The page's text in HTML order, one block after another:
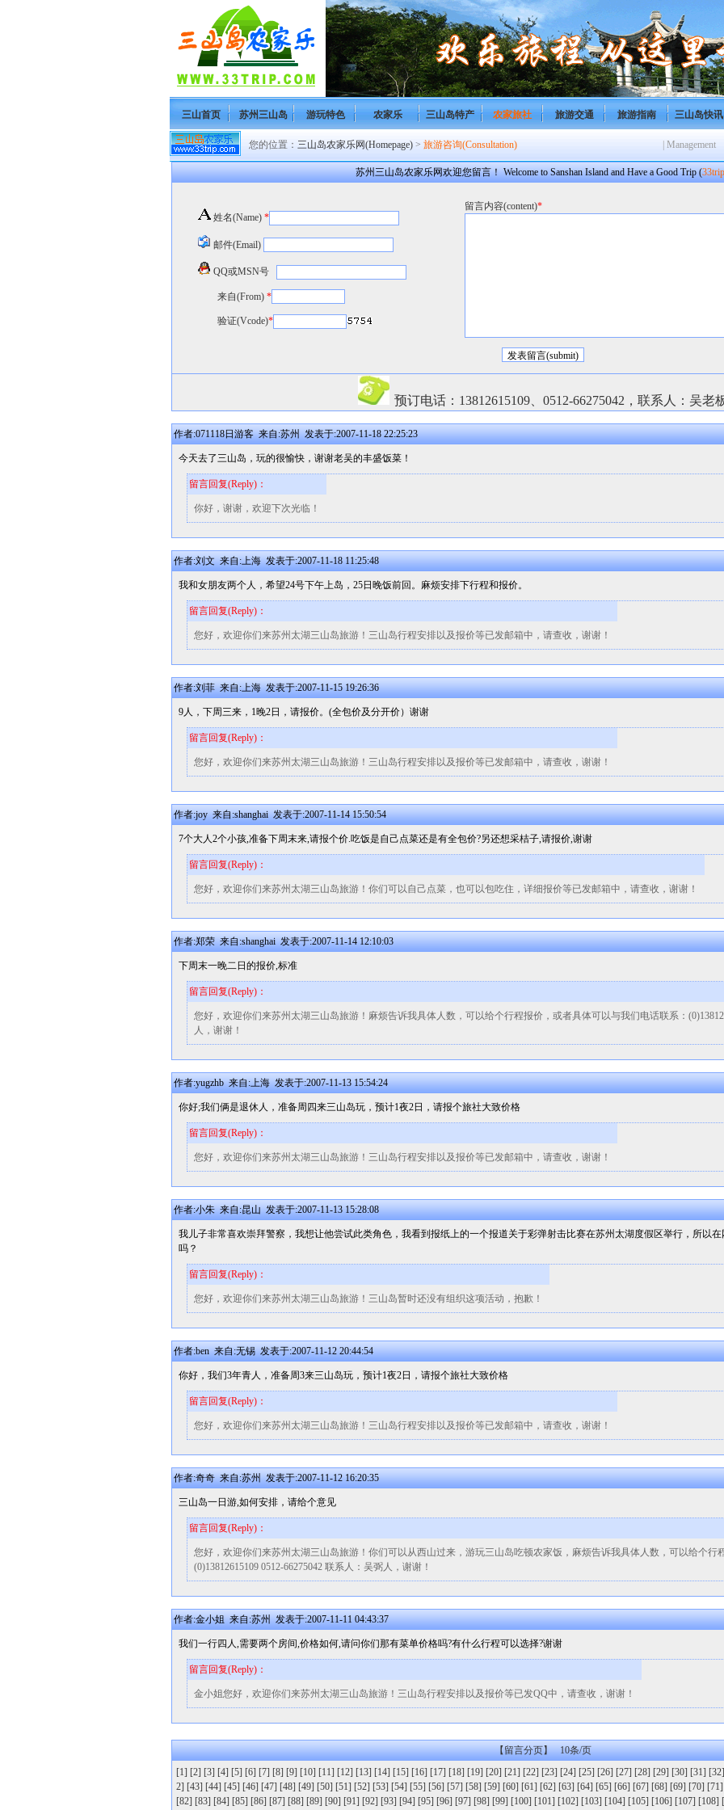
三山首页 苏州三山岛 游玩特色 农家乐 三山岛特产 农家旅社 旅游交通 旅游指南 三山岛快讯
您的位置： 三山岛农家乐网(Homepage) > 旅游咨询(Consultation) | Management
苏州三山岛农家乐网欢迎您留言！ Welcome to Sanshan Island and Have a Good Trip (33trip
姓名(Name) *
邮件(Email)
QQ或MSN号
来自(From) *
验证(Vcode)*
留言内容(content)*
预订电话：13812615109、0512-66275042，联系人：吴老
作者:071118日游客 来自:苏州 发表于:2007-11-18 22:25:23
今天去了三山岛，玩的很愉快，谢谢老吴的丰盛饭菜！
留言回复(Reply)：
你好，谢谢，欢迎下次光临！
作者:刘文 来自:上海 发表于:2007-11-18 11:25:48
我和女朋友两个人，希望24号下午上岛，25日晚饭前回。麻烦安排下行程和报价。
留言回复(Reply)：
您好，欢迎你们来苏州太湖三山岛旅游！三山岛行程安排以及报价等已发邮箱中，请查收，谢谢！
作者:刘菲 来自:上海 发表于:2007-11-15 19:26:36
9人，下周三来，1晚2日，请报价。(全包价及分开价）谢谢
留言回复(Reply)：
您好，欢迎你们来苏州太湖三山岛旅游！三山岛行程安排以及报价等已发邮箱中，请查收，谢谢！
作者:joy 来自:shanghai 发表于:2007-11-14 15:50:54
7个大人2个小孩,准备下周末来,请报个价.吃饭是自己点菜还是有全包价?另还想采桔子,请报价,谢谢
留言回复(Reply)：
您好，欢迎你们来苏州太湖三山岛旅游！你们可以自己点菜，也可以包吃住，详细报价等已发邮箱中，请查收，谢谢！
作者:郑荣 来自:shanghai 发表于:2007-11-14 12:10:03
下周末一晚二日的报价,标准
留言回复(Reply)：
您好，欢迎你们来苏州太湖三山岛旅游！麻烦告诉我具体人数，可以给个行程报价，或者具体可以与我们电话联系：
人，谢谢！
作者:yugzhb 来自:上海 发表于:2007-11-13 15:54:24
你好;我们俩是退休人，准备周四来三山岛玩，预计1夜2日，请报个旅社大致价格
留言回复(Reply)：
您好，欢迎你们来苏州太湖三山岛旅游！三山岛行程安排以及报价等已发邮箱中，请查收，谢谢！
作者:小朱 来自:昆山 发表于:2007-11-13 15:28:08
我儿子非常喜欢崇拜警察，我想让他尝试此类角色，我看到报纸上的一个报道关于彩弹射击比赛在苏州太湖度假区举行，所以
吗？
留言回复(Reply)：
您好，欢迎你们来苏州太湖三山岛旅游！三山岛暂时还没有组织这项活动，抱歉！
作者:ben 来自:无锡 发表于:2007-11-12 20:44:54
你好，我们3年青人，准备周3来三山岛玩，预计1夜2日，请报个旅社大致价格
留言回复(Reply)：
您好，欢迎你们来苏州太湖三山岛旅游！三山岛行程安排以及报价等已发邮箱中，请查收，谢谢！
作者:奇奇 来自:苏州 发表于:2007-11-12 16:20:35
三山岛一日游,如何安排，请给个意见
留言回复(Reply)：
您好，欢迎你们来苏州太湖三山岛旅游！你们可以从西山过来，游玩三山岛吃顿农家饭，麻烦告诉我具体人数，可以给个行
(0)13812615109 0512-66275042 联系人：吴弼人，谢谢！
作者:金小姐 来自:苏州 发表于:2007-11-11 04:43:37
我们一行四人,需要两个房间,价格如何,请问你们那有菜单价格吗?有什么行程可以选择?谢谢
留言回复(Reply)：
金小姐您好，欢迎你们来苏州太湖三山岛旅游！三山岛行程安排以及报价等已发QQ中，请查收，谢谢！
【留言分页】 10条/页
[1] [2] [3] [4] [5] [6] [7] [8] [9] [10] [11] [12] [13] [14] [15] [16] [17] [18] [19] [20] [21] [22] [23] [24] [25] [26] [27] [28] [29] [30] [31] [32]
2] [43] [44] [45] [46] [47] [48] [49] [50] [51] [52] [53] [54] [55] [56] [57] [58] [59] [60] [61] [62] [63] [64] [65] [66] [67] [68] [69] [70] [71]
[82] [83] [84] [85] [86] [87] [88] [89] [90] [91] [92] [93] [94] [95] [96] [97] [98] [99] [100] [101] [102] [103] [104] [105] [106] [107] [108]